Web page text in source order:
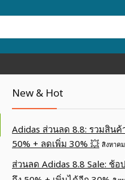
New & Hot
Adidas ส่วนลด 8.8: รวมสิน
50% + ลดเพิ่ม 30% 💥 สิงหาค
ส่วนลด Adidas 8.8 Sale: ช้